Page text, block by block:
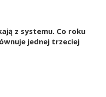
z systemu. Co roku
jednej trzeciej